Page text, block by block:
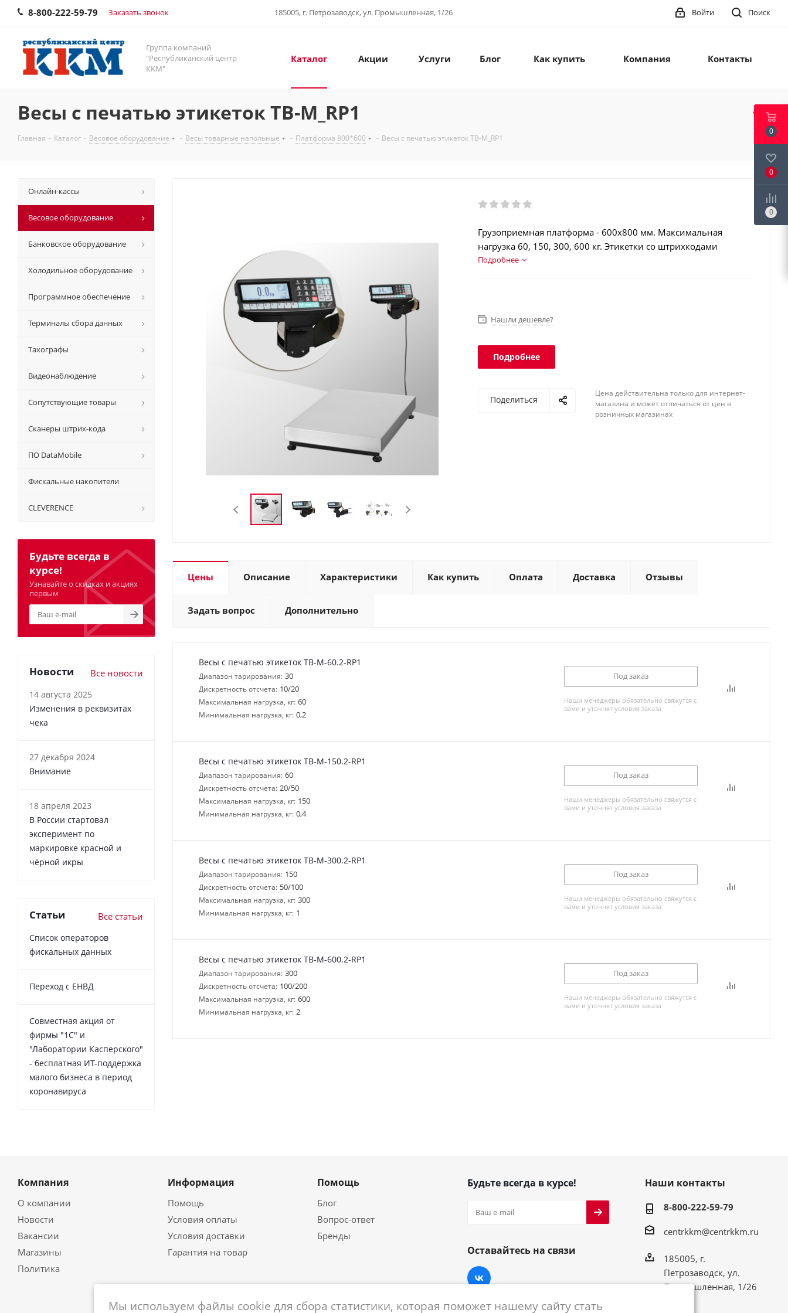
8-800-222-59-79 Заказать звонок 185005, г. Петрозаводск, ул. Промышленная, 1/26 Поиск
Войти
Группа компаний
"Республиканский центр
ККМ"
Каталог Акции Услуги Блог Как купить Компания Контакты
Весы с печатью этикеток ТВ-M_RP1
Главная - Каталог - Весовое оборудование - Весы товарные напольные - Платформа 800*600 - Весы с печатью этикеток ТВ-M_RP1
Грузоприемная платформа - 600х800 мм. Максимальная
нагрузка 60, 150, 300, 600 кг. Этикетки со штрихкодами
(EAN13…EAN128, GS1 Databar). Регистрация операций.
Подробнее
Нашли дешевле?
Подробнее
Поделиться
Цена действительна только для интернет-
магазина и может отличаться от цен в
розничных магазинах
Цены Описание Характеристики Как купить Оплата Доставка Отзывы
Задать вопрос Дополнительно
Весы с печатью этикеток ТВ-M-60.2-RP1
Диапазон тарирования: 30
Дискретность отсчета: 10/20
Максимальная нагрузка, кг: 60
Минимальная нагрузка, кг: 0,2
Под заказ
Наши менеджеры обязательно свяжутся с
вами и уточнят условия заказа
Весы с печатью этикеток ТВ-M-150.2-RP1
Диапазон тарирования: 60
Дискретность отсчета: 20/50
Максимальная нагрузка, кг: 150
Минимальная нагрузка, кг: 0,4
Под заказ
Наши менеджеры обязательно свяжутся с
вами и уточнят условия заказа
Весы с печатью этикеток ТВ-M-300.2-RP1
Диапазон тарирования: 150
Дискретность отсчета: 50/100
Максимальная нагрузка, кг: 300
Минимальная нагрузка, кг: 1
Под заказ
Наши менеджеры обязательно свяжутся с
вами и уточнят условия заказа
Весы с печатью этикеток ТВ-M-600.2-RP1
Диапазон тарирования: 300
Дискретность отсчета: 100/200
Максимальная нагрузка, кг: 600
Минимальная нагрузка, кг: 2
Под заказ
Наши менеджеры обязательно свяжутся с
вами и уточнят условия заказа
Онлайн-кассы
Весовое оборудование
Банковское оборудование
Холодильное оборудование
Программное обеспечение
Терминалы сбора данных
Тахографы
Видеонаблюдение
Сопутствующие товары
Сканеры штрих-кода
ПО DataMobile
Фискальные накопители
CLEVERENCE
Будьте всегда в
курсе!
Узнавайте о скидках и акциях
первым
Новости Все новости
14 августа 2025
Изменения в реквизитах
чека
27 декабря 2024
Внимание
18 апреля 2023
В России cтартовал
эксперимент по
маркировке красной и
чёрной икры
Статьи Все статьи
Список операторов
фискальных данных
Переход с ЕНВД
Совместная акция от
фирмы "1С" и
"Лаборатории Касперского"
- бесплатная ИТ-поддержка
малого бизнеса в период
коронавируса
Компания
О компании
Новости
Вакансии
Магазины
Политика
Информация
Помощь
Условия оплаты
Условия доставки
Гарантия на товар
Помощь
Блог
Вопрос-ответ
Бренды
Будьте всегда в курсе!
Оставайтесь на связи
Наши контакты
8-800-222-59-79
centrkkm@centrkkm.ru
185005, г.
Петрозаводск, ул.
Промышленная, 1/26
Мы используем файлы cookie для сбора статистики, которая поможет нашему сайту стать
0
0
0